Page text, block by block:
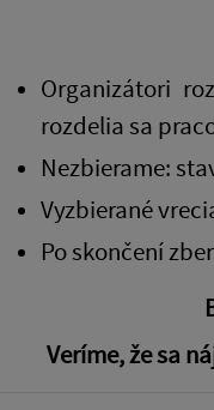
Organizátori
rozdelia sa
Nezbierame:
Vyzbierané
Po skončení
Veríme, že sa